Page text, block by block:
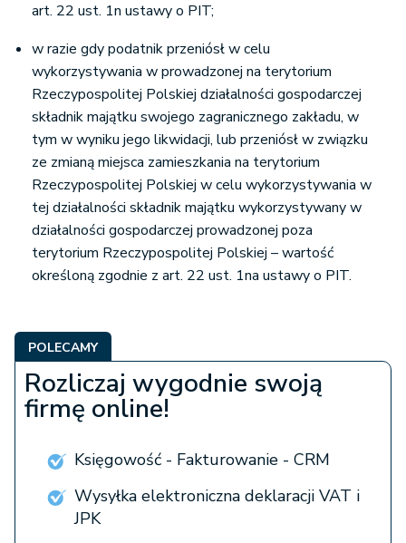
art. 22 ust. 1n ustawy o PIT;
w razie gdy podatnik przeniósł w celu
wykorzystywania w prowadzonej na terytorium
Rzeczypospolitej Polskiej działalności gospodarczej
składnik majątku swojego zagranicznego zakładu, w
tym w wyniku jego likwidacji, lub przeniósł w związku
ze zmianą miejsca zamieszkania na terytorium
Rzeczypospolitej Polskiej w celu wykorzystywania w
tej działalności składnik majątku wykorzystywany w
działalności gospodarczej prowadzonej poza
terytorium Rzeczypospolitej Polskiej – wartość
określoną zgodnie z art. 22 ust. 1na ustawy o PIT.
POLECAMY
Rozliczaj wygodnie swoją
firmę online!
Księgowość - Fakturowanie - CRM
Wysyłka elektroniczna deklaracji VAT i
JPK